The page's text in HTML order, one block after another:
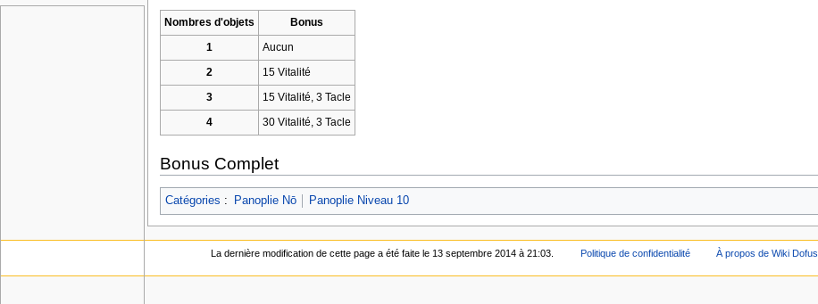
Nombres d'objets
Bonus
1
Aucun
2
15 Vitalité
3
15 Vitalité, 3 Tacle
4
30 Vitalité, 3 Tacle
Bonus Complet
Catégories : Panoplie Nō Panoplie Niveau 10
La dernière modification de cette page a été faite le 13 septembre 2014 à 21:03. Politique de confidentialité À propos de Wiki Dofus